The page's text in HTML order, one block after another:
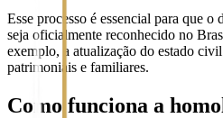
Esse processo é essencial para que
seja oficialmente reconhecido no
exemplo, a atualização do estado
patrimoniais e familiares.
Como funciona a